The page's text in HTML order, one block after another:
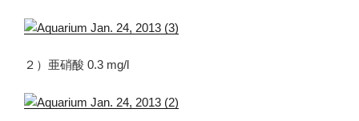
２）亜硝酸 0.3 mg/l